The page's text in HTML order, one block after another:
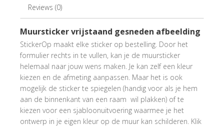
Reviews (0)
Muursticker vrijstaand gesneden afbeelding
StickerOp maakt elke sticker op bestelling. Door het
formulier rechts in te vullen, kan je de muursticker
helemaal naar jouw wens maken. Je kan zelf een kleur
kiezen en de afmeting aanpassen. Maar het is ook
mogelijk de sticker te spiegelen (handig voor als je hem
aan de binnenkant van een raam wil plakken) of te
kiezen voor een sjabloonuitvoering waarmee je het
ontwerp in je eigen kleur op de muur kan schilderen. Klik